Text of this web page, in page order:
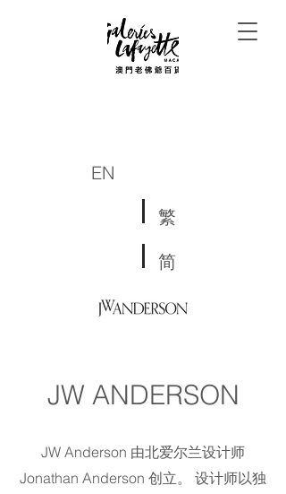
EN
繁
简
JW ANDERSON
JW Anderson 由北爱尔兰设计师
Jonathan Anderson 创立。 设计师以独